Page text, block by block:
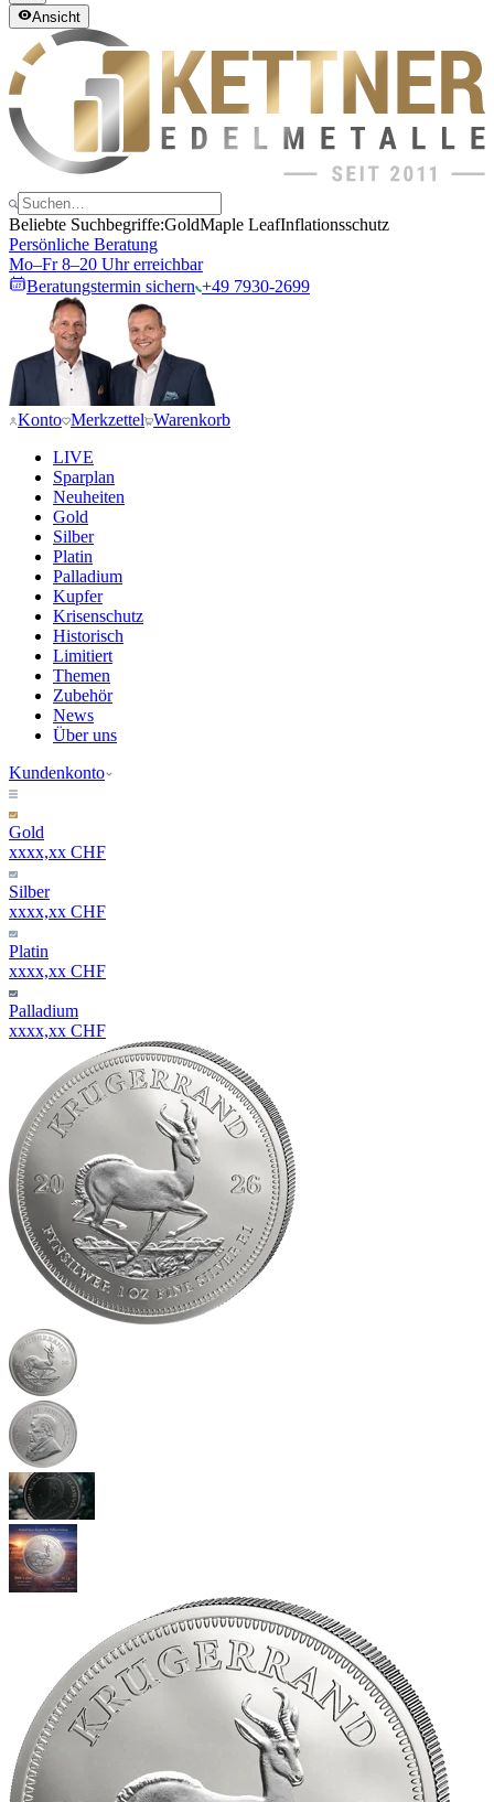
Ansicht
Beliebte Suchbegriffe:GoldMaple LeafInflationsschutz
Persönliche Beratung
Mo–Fr 8–20 Uhr erreichbar
Beratungstermin sichern +49 7930-2699
Konto Merkzettel Warenkorb
LIVE
Sparplan
Neuheiten
Gold
Silber
Platin
Palladium
Kupfer
Krisenschutz
Historisch
Limitiert
Themen
Zubehör
News
Über uns
Kundenkonto
Gold
xxxx,xx CHF
Silber
xxxx,xx CHF
Platin
xxxx,xx CHF
Palladium
xxxx,xx CHF